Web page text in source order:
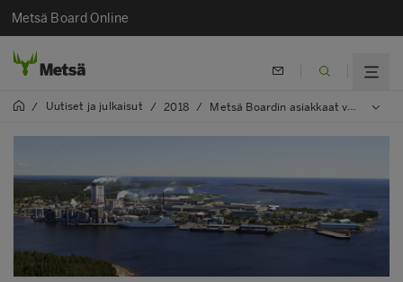
Metsä Board Online
/ Uutiset ja julkaisut / 2018 / Metsä Boardin asiakkaat voivat käyttää SFI-tuotemerkintää Pohjois-Amerikassa